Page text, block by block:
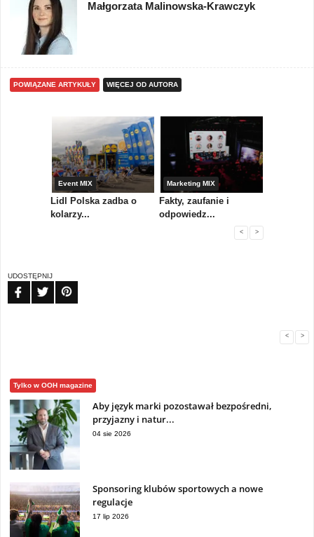
Małgorzata Malinowska-Krawczyk
POWIĄZANE ARTYKUŁY WIĘCEJ OD AUTORA
Event MIX
Lidl Polska zadba o
kolarzy...
Marketing MIX
Fakty, zaufanie i
odpowiedz...
< >
UDOSTĘPNIJ
< >
Tylko w OOH magazine
Aby język marki pozostawał bezpośredni,
przyjazny i natur...
04 sie 2026
Sponsoring klubów sportowych a nowe
regulacje
17 lip 2026